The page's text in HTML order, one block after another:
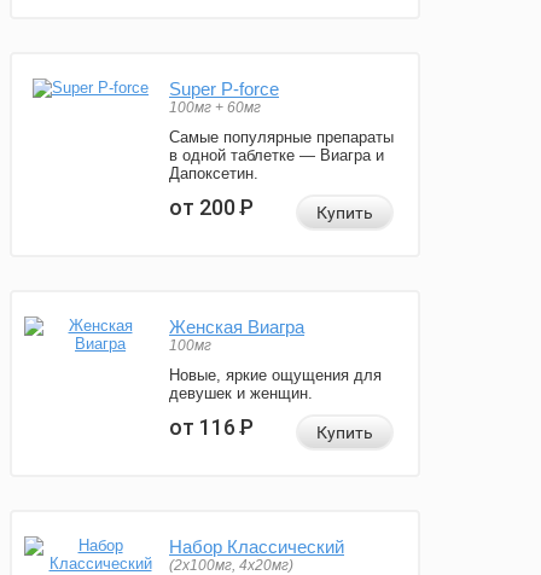
Super P-force
100мг + 60мг
Самые популярные препараты
в одной таблетке — Виагра и
Дапоксетин.
от 200Р Купить
Женская Виагра
100мг
Новые, яркие ощущения для
девушек и женщин.
от 116Р Купить
Набор Классический
(2x100мг, 4x20мг)